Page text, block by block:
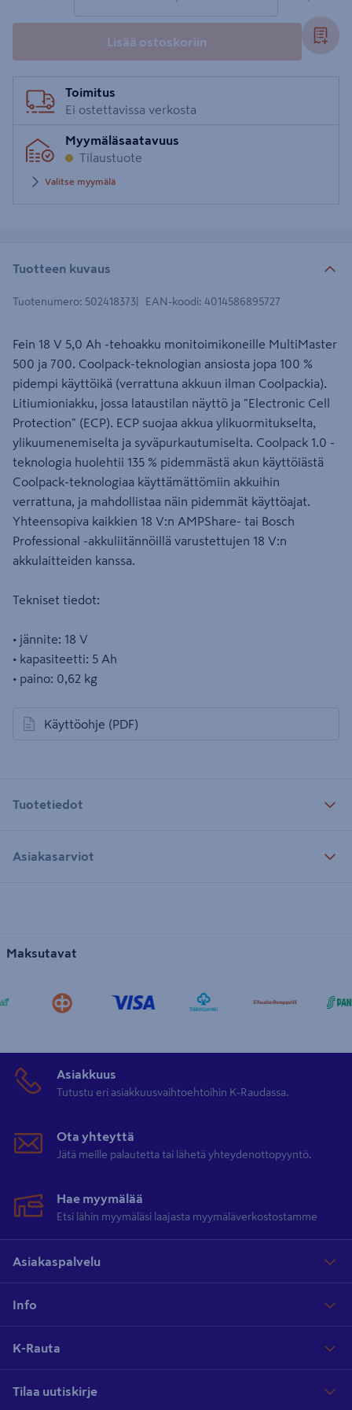
Lisää ostoskoriin
Toimitus
Ei ostettavissa verkosta
Myymäläsaatavuus
Tilaustuote
Valitse myymälä
Tuotteen kuvaus
Tuotenumero: 502418373 EAN-koodi: 4014586895727
Fein 18 V 5,0 Ah -tehoakku monitoimikoneille MultiMaster
500 ja 700. Coolpack-teknologian ansiosta jopa 100 %
pidempi käyttöikä (verrattuna akkuun ilman Coolpackia).
Litiumioniakku, jossa lataustilan näyttö ja "Electronic Cell
Protection" (ECP). ECP suojaa akkua ylikuormitukselta,
ylikuumenemiselta ja syväpurkautumiselta. Coolpack 1.0 -
teknologia huolehtii 135 % pidemmästä akun käyttöiästä
Coolpack-teknologiaa käyttämättömiin akkuihin
verrattuna, ja mahdollistaa näin pidemmät käyttöajat.
Yhteensopiva kaikkien 18 V:n AMPShare- tai Bosch
Professional -akkuliitännöillä varustettujen 18 V:n
akkulaitteiden kanssa.
Tekniset tiedot:
• jännite: 18 V
• kapasiteetti: 5 Ah
• paino: 0,62 kg
Käyttöohje (PDF)
avautuu uuteen välilehteen
Tuotetiedot
Asiakasarviot
Maksutavat
Asiakkuus
Tutustu eri asiakkuusvaihtoehtoihin K-Raudassa.
Ota yhteyttä
Jätä meille palautetta tai lähetä yhteydenottopyyntö.
Hae myymälää
Etsi lähin myymäläsi laajasta myymäläverkostostamme
Asiakaspalvelu
Info
K-Rauta
Tilaa uutiskirje